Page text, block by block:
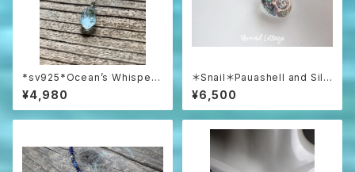
*sv925*Ocean’s Whisper
– Raw Aquamarine Pendan
t アクアマリンラフロックのネッ
クレス
¥4,980
＊Snail＊Pauashell and Silv
er 925 シルバー925とパウア
シェルの巻貝ネックレス
¥6,500